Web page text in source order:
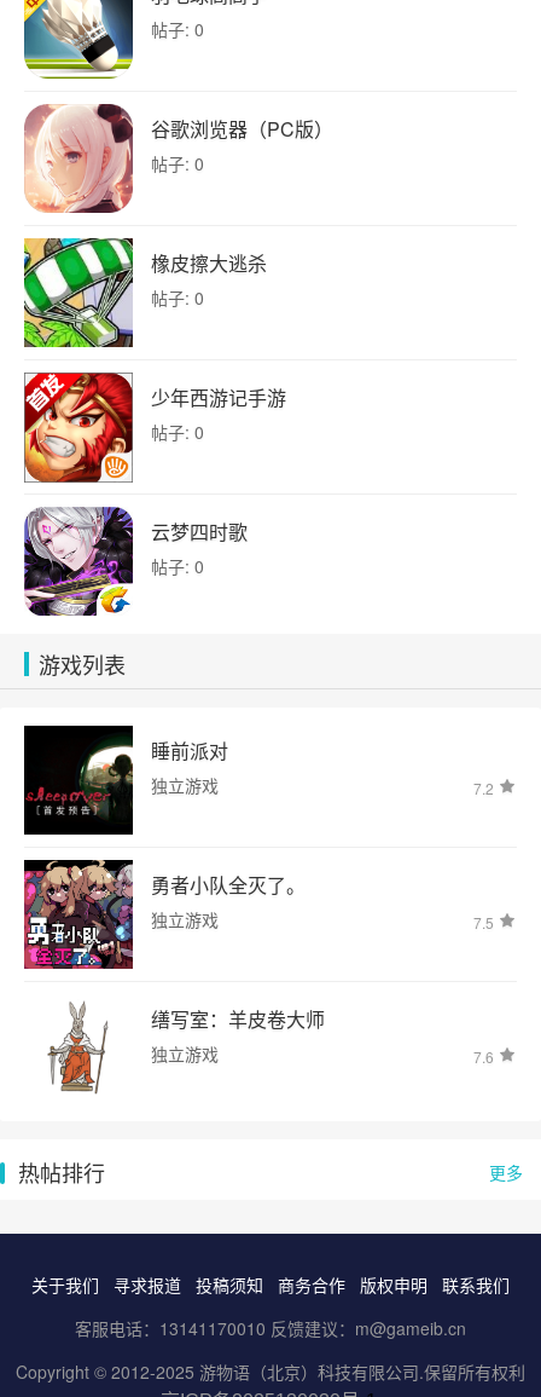
帖子: 0
谷歌浏览器（PC版）
帖子: 0
橡皮擦大逃杀
帖子: 0
少年西游记手游
帖子: 0
云梦四时歌
帖子: 0
游戏列表
睡前派对
独立游戏 7.2
勇者小队全灭了。
独立游戏 7.5
缮写室：羊皮卷大师
独立游戏 7.6
更多
热帖排行
关于我们 寻求报道 投稿须知 商务合作 版权申明
联系我们
客服电话：13141170010 反馈建议：m@gameib.cn
Copyright © 2012-2025 游物语（北京）科技有限公司.保留所有权利